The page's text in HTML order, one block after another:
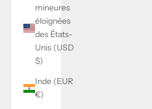
mineures
éloignées
des États-
Unis (USD
$)
Inde (EUR
€)